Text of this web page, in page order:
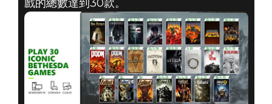
DOOM (2016)
2021年6月13日
戲的總數達到30款。